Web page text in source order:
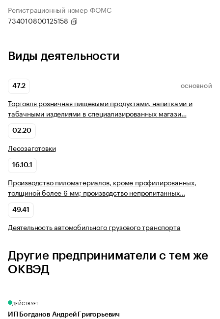
Регистрационный номер ФОМС
734010800125158
Виды деятельности
47.2 ОСНОВНОЙ
Торговля розничная пищевыми продуктами, напитками и
табачными изделиями в специализированных магази…
02.20
Лесозаготовки
16.10.1
Производство пиломатериалов, кроме профилированных,
толщиной более 6 мм; производство непропитанных…
49.41
Деятельность автомобильного грузового транспорта
Другие предприниматели с тем же
ОКВЭД
ДЕЙСТВУЕТ
ИП Богданов Андрей Григорьевич